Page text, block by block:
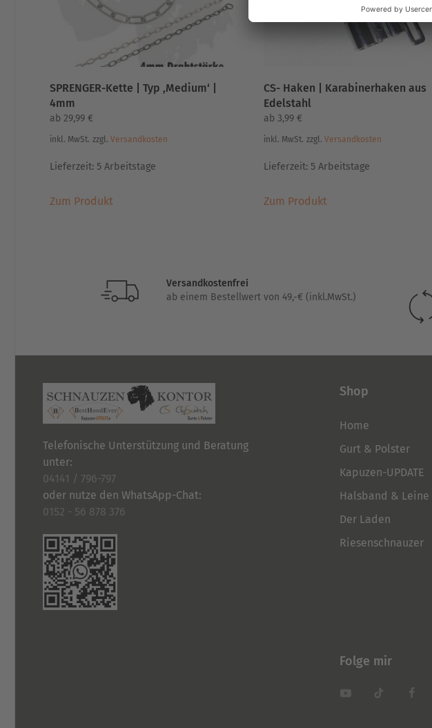
SPRENGER-Kette | Typ ‚Medium‘ |
4mm
ab 29,99 €
inkl. MwSt. zzgl. Versandkosten
Lieferzeit: 5 Arbeitstage
Zum ProduktProdukt
Die
Optionen
gewählt
werden
CS- Haken | Karabinerhaken aus
Edelstahl
ab 3,99 €
inkl. MwSt. zzgl. Versandkosten
Lieferzeit: 5 Arbeitstage
Zum ProduktProdukt
Optionen
gewählt
werden
Versandkostenfrei
ab einem Bestellwert von 49,-€ (inkl.MwSt.)
Telefonische Unterstützung und Beratung
unter:
04141 / 796-797
oder nutze den WhatsApp-Chat:
0152 - 56 878 376
Shop
Home
Gurt & Polster
Kapuzen-UPDATE
Halsband & Leine
Der Laden
Riesenschnauzer
Folge mir